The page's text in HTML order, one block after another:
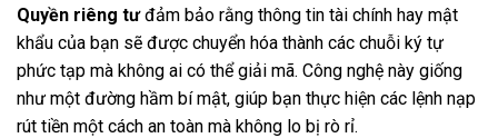
Quyền riêng tưđảm bảo rằng thông tin tài chính hay mật
khẩu của bạn sẽ được chuyển hóa thành các chuỗi ký tự
phức tạp mà không ai có thể giải mã. Công nghệ này giống
như một đường hầm bí mật, giúp bạn thực hiện các lệnh nạp
rút tiền một cách an toàn mà không lo bị rò rỉ.